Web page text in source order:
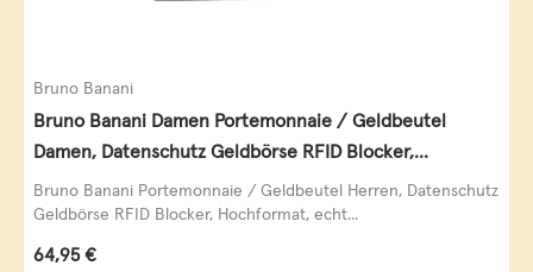
Bruno Banani
Bruno Banani Damen Portemonnaie / Geldbeutel
Damen, Datenschutz Geldbörse RFID Blocker,
Querformat, echt Leder, taupe
Bruno Banani Portemonnaie / Geldbeutel Herren, Datenschutz
Geldbörse RFID Blocker, Hochformat, echt...
Regulärer Preis:
64,95 €